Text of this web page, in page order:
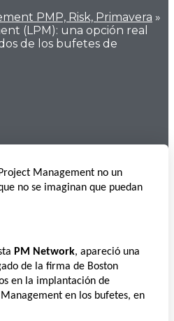
PMP, Risk, Primavera »
(LPM): una opción real
de los bufetes de
Management no un
no se imaginan que puedan
PM Network, apareció una
de la firma de Boston
en la implantación de
en los bufetes, en